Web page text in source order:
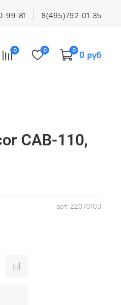
99-81 8(495)792-01-35
0 0 0 0 руб
арт. 22070103
CAB-110,